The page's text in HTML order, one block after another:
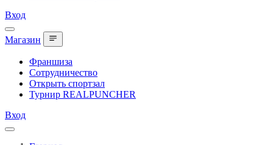
Вход
Магазин
Франшиза
Сотрудничество
Открыть спортзал
Турнир REALPUNCHER
Вход